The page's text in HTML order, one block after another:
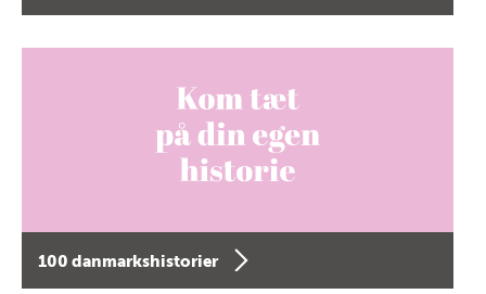
100 danmarkshistorier